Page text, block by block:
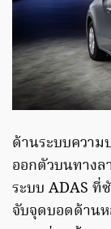
ด้านระบบความ
ออกตัวบนทาง
ระบบ ADAS ที่
จับจุดบอดด้านห